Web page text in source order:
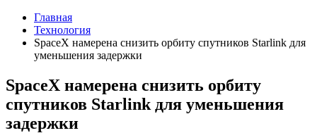
Главная
Технология
SpaceX намерена снизить орбиту спутников Starlink для
уменьшения задержки
SpaceX намерена снизить орбиту
спутников Starlink для уменьшения
задержки